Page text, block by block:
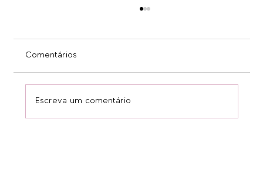
Comentários
Escreva um comentário